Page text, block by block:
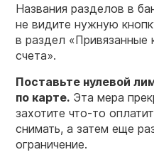
Названия разделов в
не видите нужную
в раздел «Привязанные
счета».
Поставьте нулевой
по карте. Эта мера
захотите что-то
снимать, а затем еще
ограничение.